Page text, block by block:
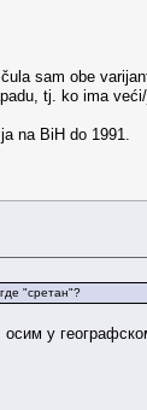
sam obe
tj. ko ima
na BiH do 1991.
"сретан"?
осим у